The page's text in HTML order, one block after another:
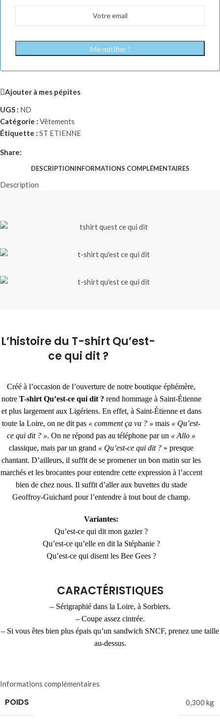
Me notifier !
Ajouter à mes pépites
UGS : ND
Catégorie : Vêtements
Étiquette : ST ETIENNE
Share:
DESCRIPTIONINFORMATIONS COMPLÉMENTAIRES
Description
L’histoire du T-shirt Qu’est-
ce qui dit ?
Créé à l’occasion de l’ouverture de notre boutique éphémère,
notre T-shirt Qu’est-ce qui dit ? rend hommage à Saint-Étienne
et plus largement aux Ligériens. En effet, à Saint-Étienne et dans
toute la Loire, on ne dit pas « comment ça va ? » mais « Qu’est-
ce qui dit ? ». On ne répond pas au téléphone par un « Allo »
classique, mais par un grand « Qu’est-ce qui dit ? » presque
chantant. D’ailleurs, il suffit de se promener un bon matin sur les
marchés et les brocantes pour entendre cette expression à l’accent
bien de chez nous. Il suffit d’aller aux buvettes du stade
Geoffroy-Guichard pour l’entendre à tout bout de champ.
Variantes:
Qu’est-ce qui dit mon gazier ?
Qu’est-ce qu’elle en dit la Stéphanie ?
Qu’est-ce qui disent les Bee Gees ?
CARACTÉRISTIQUES
– Sérigraphié dans la Loire, à Sorbiers.
– Coupe assez cintrée.
– Si vous êtes bien plus épais qu’un sandwich SNCF, prenez une taille
au-dessus.
Informations complémentaires
POIDS 0,300 kg